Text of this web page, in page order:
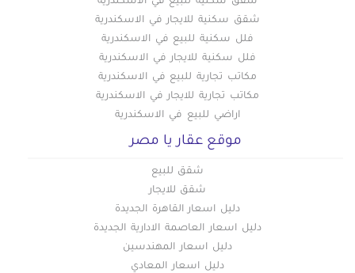
شقق سكنية للايجار في الاسكندرية
فلل سكنية للبيع في الاسكندرية
فلل سكنية للايجار في الاسكندرية
مكاتب تجارية للبيع في الاسكندرية
مكاتب تجارية للايجار في الاسكندرية
اراضي للبيع في الاسكندرية
موقع عقار يا مصر
شقق للبيع
شقق للايجار
دليل اسعار القاهرة الجديدة
دليل اسعار العاصمة الادارية الجديدة
دليل اسعار المهندسين
دليل اسعار المعادي